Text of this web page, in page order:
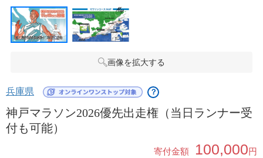
画像を拡大する
兵庫県 ？
神戸マラソン2026優先出走権（当日ランナー受
付も可能）
寄付金額 100,000円